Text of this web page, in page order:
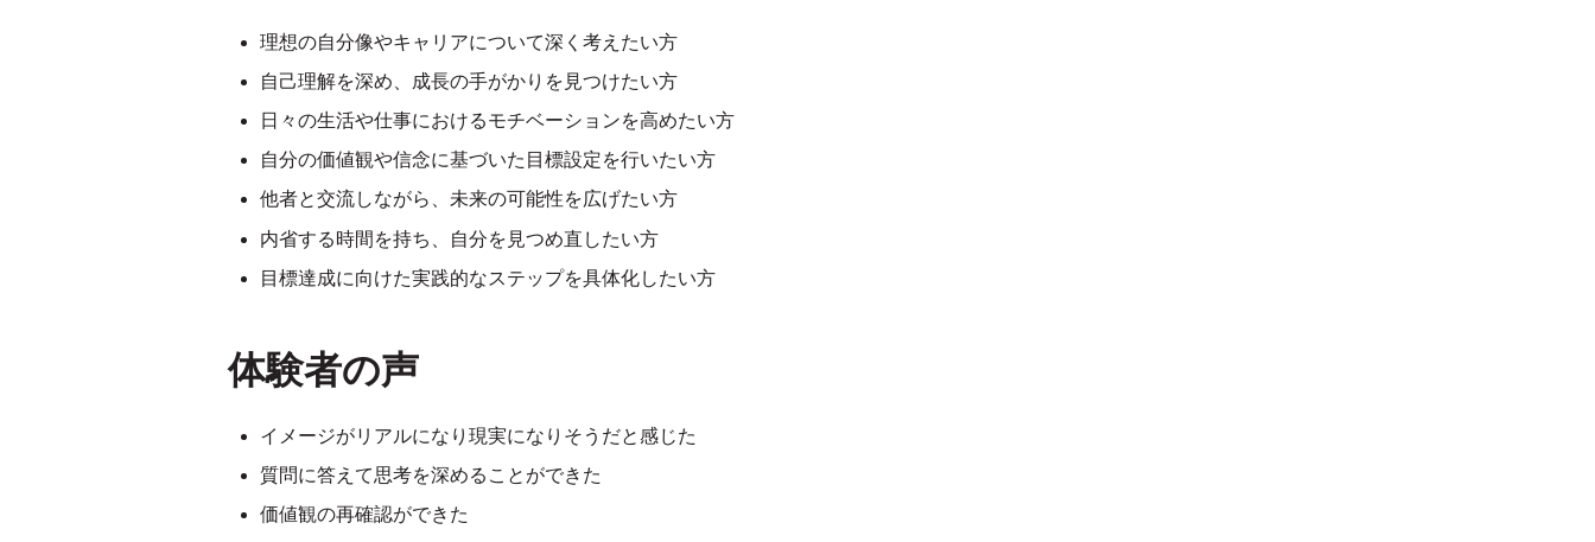
理想の自分像やキャリアについて深く考えたい方
自己理解を深め、成長の手がかりを見つけたい方
日々の生活や仕事におけるモチベーションを高めたい方
自分の価値観や信念に基づいた目標設定を行いたい方
他者と交流しながら、未来の可能性を広げたい方
内省する時間を持ち、自分を見つめ直したい方
目標達成に向けた実践的なステップを具体化したい方
体験者の声
イメージがリアルになり現実になりそうだと感じた
質問に答えて思考を深めることができた
価値観の再確認ができた